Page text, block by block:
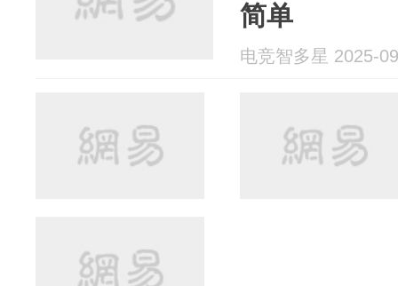
简单
电竞智多星 2025-